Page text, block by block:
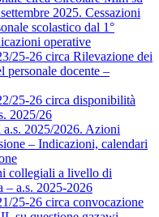
2025. Cessazioni
scolastico dal 1°
operative
25-26 circa Rilevazione dei
personale docente –
25-26 circa disponibilità
2025/26
2025/2026. Azioni
– Indicazioni, calendari
collegiali a livello di
– a.s. 2025-2026
25-26 circa convocazione